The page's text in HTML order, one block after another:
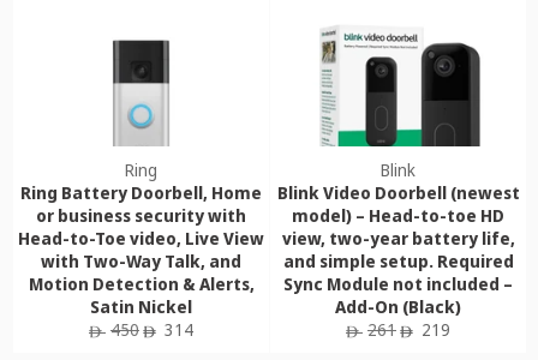
Ring
Ring Battery Doorbell, Home
or business security with
Head-to-Toe video, Live View
with Two-Way Talk, and
Motion Detection & Alerts,
Satin Nickel
Обычная
ê 450Цена
ê 314
Blink
Blink Video Doorbell (newest
model) – Head-to-toe HD
view, two-year battery life,
and simple setup. Required
Sync Module not included –
Add-On (Black)
Обычная
ê 261Цена
ê 219